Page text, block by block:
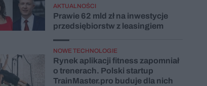
AKTUALNOŚCI
Prawie 62 mld zł na inwestycje
przedsiębiorstw z leasingiem
NOWE TECHNOLOGIE
Rynek aplikacji fitness zapomniał
o trenerach. Polski startup
TrainMaster.pro buduje dla nich